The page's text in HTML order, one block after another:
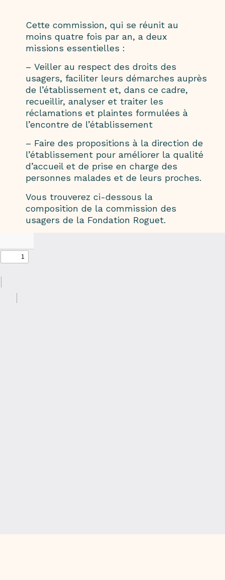
Cette commission, qui se réunit au
moins quatre fois par an, a deux
missions essentielles :
– Veiller au respect des droits des
usagers, faciliter leurs démarches auprès
de l’établissement et, dans ce cadre,
recueillir, analyser et traiter les
réclamations et plaintes formulées à
l’encontre de l’établissement
– Faire des propositions à la direction de
l’établissement pour améliorer la qualité
d’accueil et de prise en charge des
personnes malades et de leurs proches.
Vous trouverez ci-dessous la
composition de la commission des
usagers de la Fondation Roguet.